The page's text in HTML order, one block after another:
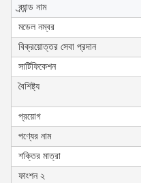
ব্র্যান্ড নাম
মডেল নম্বর
বিক্রয়োত্তর সেবা প্রদান
সার্টিফিকেশন
বৈশিষ্ট্য
প্রয়োগ
পণ্যের নাম
শক্তির মাত্রা
ফাংশন ২